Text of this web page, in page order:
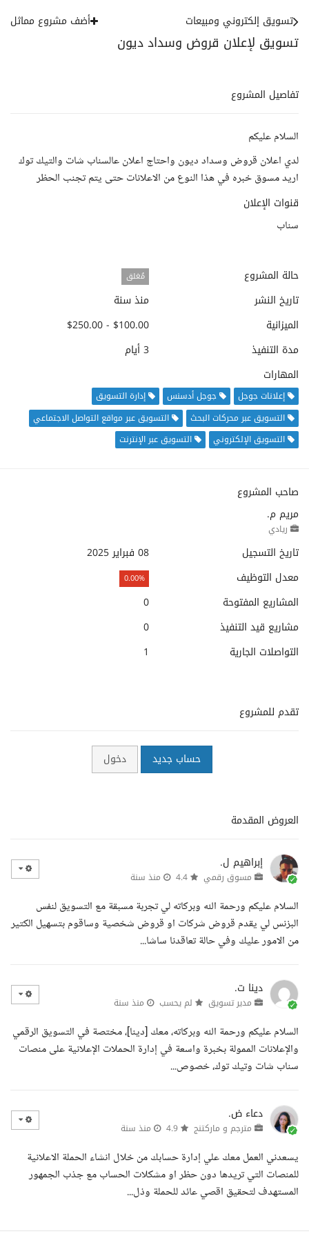
تسويق لإعلان قروض وسداد ديون
تسويق إلكتروني ومبيعات أضف مشروع مماثل
تفاصيل المشروع
السلام عليكم
لدي اعلان قروض وسداد ديون واحتاج اعلان عالسناب شات والتيك توك
اريد مسوق خبره في هذا النوع من الاعلانات حتى يتم تجنب الحظر
قنوات الإعلان
سناب
حالة المشروع مُغلق
تاريخ النشر
منذ سنة
الميزانية
$100.00 - $250.00
مدة التنفيذ
3 أيام
المهارات
إعلانات جوجل جوجل أدسنس
إدارة التسويق
التسويق عبر محركات البحث
التسويق عبر مواقع التواصل الاجتماعي
التسويق الإلكتروني
التسويق عبر الإنترنت
صاحب المشروع
مريم م.
ريادي
تاريخ التسجيل
08 فبراير 2025
معدل التوظيف
0.00%
المشاريع المفتوحة
0
مشاريع قيد التنفيذ
0
التواصلات الجارية
1
تقدم للمشروع
حساب جديد دخول
العروض المقدمة
إبراهيم ل.
مسوق رقمي منذ سنة
السلام عليكم ورحمة الله وبركاته لي تجربة مسبقة مع التسويق لنفس
البزنس لي يقدم قروض شركات او قروض شخصية وساقوم بتسهيل الكتير
من الامور عليك وفي حالة تعاقدنا ساشا...
دينا ت.
مدير تسويق لم يحسب منذ سنة
السلام عليكم ورحمة الله وبركاته، معك [دينا]، مختصة في التسويق الرقمي
والإعلانات الممولة بخبرة واسعة في إدارة الحملات الإعلانية على منصات
سناب شات وتيك توك، خصوص...
دعاء ض.
مترجم و ماركتنج منذ سنة
يسعدني العمل معك علي إدارة حسابك من خلال انشاء الحملة الاعلانية
للمنصات التي تريدها دون حظر او مشكلات الحساب مع جذب الجمهور
المستهدف لتحقيق اقصي عائد للحملة وذل...